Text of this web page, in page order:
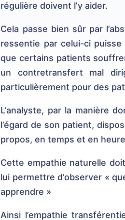
régulière doivent l’y aider.
Cela passe bien sûr par
ressentie par celui-ci
que certains patients
un contretransfert mal
particulièrement pour des
L’analyste, par la manière
l’égard de son patient,
propos, en temps et en
Cette empathie naturelle
lui permettre d’observer «
apprendre »
Ainsi l’empathie